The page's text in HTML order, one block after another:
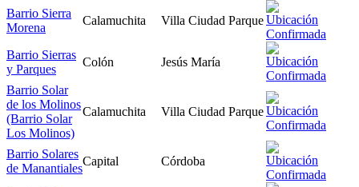
Barrio Sierra
Morena
Calamuchita Villa Ciudad Parque
Barrio Sierras
y Parques
Colón Jesús María
Barrio Solar
de los Molinos
(Barrio Solar
Los Molinos)
Calamuchita Villa Ciudad Parque
Barrio Solares
de Manantiales
Capital Córdoba